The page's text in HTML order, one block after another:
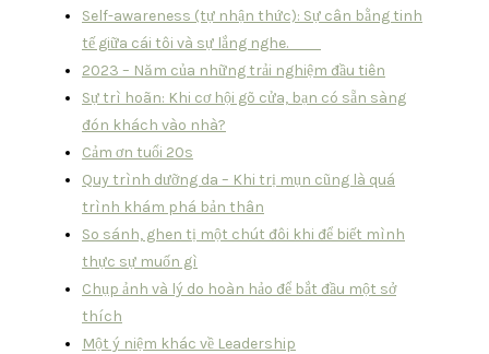
Self-awareness (tự nhận thức): Sự cân bằng tinh
tế giữa cái tôi và sự lắng nghe.
2023 – Năm của những trải nghiệm đầu tiên
Sự trì hoãn: Khi cơ hội gõ cửa, bạn có sẵn sàng
đón khách vào nhà?
Cảm ơn tuổi 20s
Quy trình dưỡng da – Khi trị mụn cũng là quá
trình khám phá bản thân
So sánh, ghen tị một chút đôi khi để biết mình
thực sự muốn gì
Chụp ảnh và lý do hoàn hảo để bắt đầu một sở
thích
Một ý niệm khác về Leadership